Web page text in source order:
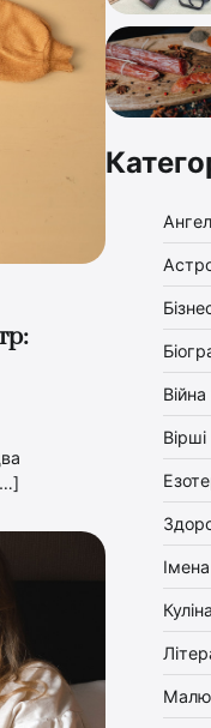
Війна
Вірші
Імена